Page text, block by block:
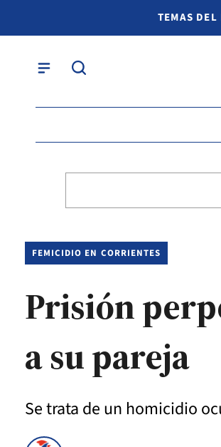
TEMAS
FEMICIDIO EN CORRIENTES
Prisión
a su pareja
Se trata de un homicidio